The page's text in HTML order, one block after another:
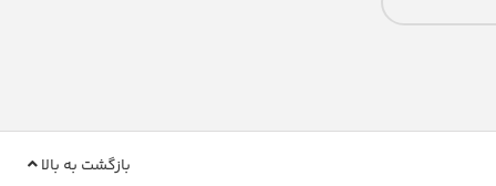
بازگشت به بالا